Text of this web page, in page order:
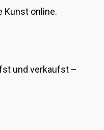
Kunst online.
und verkaufst –